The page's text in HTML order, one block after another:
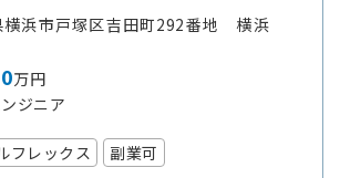
横浜市戸塚区吉田町292番地 横浜
万円
ジニア
フレックス 副業可